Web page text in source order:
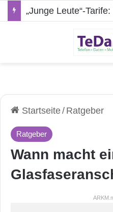
Startseite/ Ratgeber
Ratgeber
Wann macht